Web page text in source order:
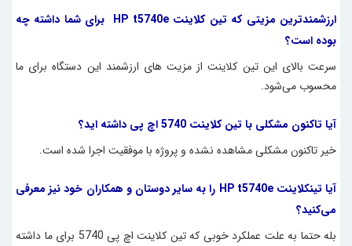
ارزشمندترین مزیتی که تین کلاینت HP t5740e
برای شما داشته چه‌
بوده است؟
سرعت بالای این تین کلاینت از مزیت های ارزشمند این دستگاه برای ما
محسوب می‌شود.
آیا تاکنون مشکلی با تین کلاینت 5740
اچ پی داشته اید؟
خیر تاکنون مشکلی مشاهده نشده و پروژه با موفقیت اجرا شده است.
آیا تینکلاینت HP t5740e
را به سایر دوستان و همکاران خود نیز معرفی
می‌کنید؟
بله حتما به علت عملکرد خوبی که تین کلاینت اچ پی 5740 برای ما داشته